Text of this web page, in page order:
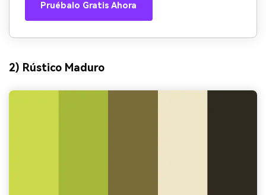
Pruébalo Gratis Ahora
2) Rústico Maduro